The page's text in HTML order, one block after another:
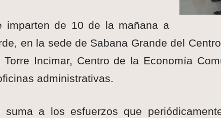
imparten de 10 de la mañana a
en la sede de Sabana Grande del
Incimar, Centro de la Economía
administrativas.
suma a los esfuerzos que